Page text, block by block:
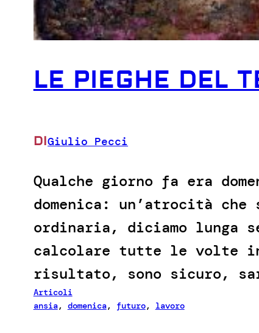
LE PIEGHE DEL
DIGiulio Pecci
Qualche giorno fa era
domenica: un’atrocità
ordinaria, diciamo lunga
calcolare tutte le volte in
risultato, sono sicuro,
Articoli
ansia, domenica, futuro, lavoro